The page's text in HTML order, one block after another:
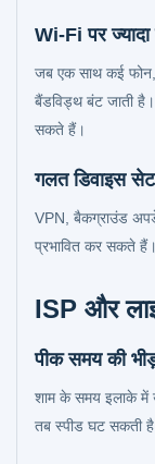
Wi-Fi पर ज्यादा
जब एक साथ कई फोन,
बैंडविड्थ बंट जाती
सकते हैं।
गलत डिवाइस
VPN, बैकग्राउंड
प्रभावित कर सकते
ISP और
पीक समय की
शाम के समय इलाके में
तब स्पीड घट सकती